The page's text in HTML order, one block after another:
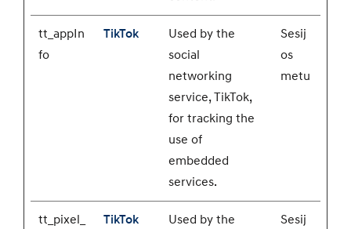
tt_appIn
fo
TikTok
Used by the
social
networking
service, TikTok,
for tracking the
use of
embedded
services.
Sesij
os
metu
tt_pixel_
TikTok
Used by the
Sesij